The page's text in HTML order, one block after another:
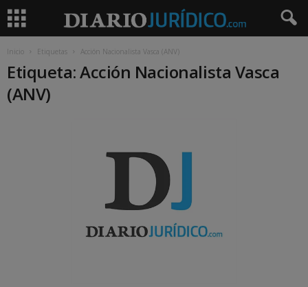
Inicio Etiquetas Acción Nacionalista Vasca (ANV)
Etiqueta: Acción Nacionalista Vasca
(ANV)